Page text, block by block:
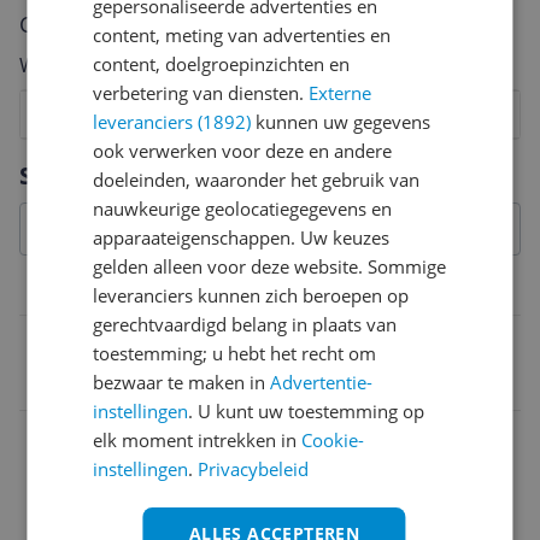
Specificaties
Belangrijkste kenmerken
4008789131300
Cijfer
Welk cijfer geef jij dit product?
8
7
6
5
4
3
2
Vraag 1 van 4
gepersonaliseerde advertenties en
content, meting van advertenties en
content, doelgroepinzichten en
verbetering van diensten. Externe
leveranciers (1892) kunnen uw gegevens
ook verwerken voor deze en andere
doeleinden, waaronder het gebruik van
nauwkeurige geolocatiegegevens en
apparaateigenschappen. Uw keuzes
gelden alleen voor deze website. Sommige
leveranciers kunnen zich beroepen op
gerechtvaardigd belang in plaats van
toestemming; u hebt het recht om
bezwaar te maken inAdvertentie-
instellingen. U kunt uw toestemming op
elk moment intrekken in Cookie-
instellingen. Privacybeleid
ALLES ACCEPTEREN